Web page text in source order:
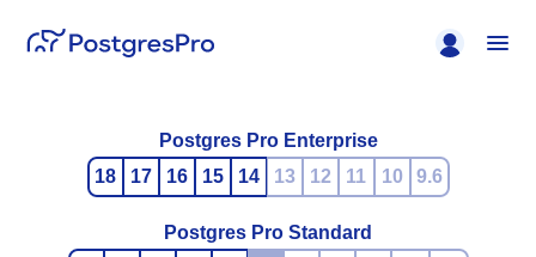
Postgres Pro Enterprise
18
17 16 15 14 13 12 11 10 9.6
Postgres Pro Standard